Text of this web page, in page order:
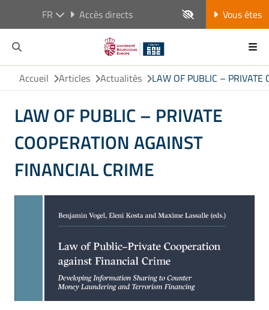
FR Accès directs Vous êtes
Accueil Articles Actualités LAW OF PUBLIC – PRIVATE
LAW OF PUBLIC – PRIVATE
COOPERATION AGAINST
FINANCIAL CRIME